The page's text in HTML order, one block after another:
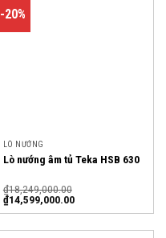
-20%
LÒ NƯỚNG
Lò nướng âm tủ Teka HSB 630
₫18,249,000.00
₫14,599,000.00